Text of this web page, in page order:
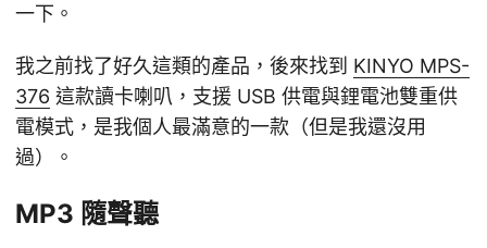
一下。
我之前找了好久這類的產品，後來找到 KINYO MPS-
376 這款讀卡喇叭，支援 USB 供電與鋰電池雙重供
電模式，是我個人最滿意的一款（但是我還沒用
過）。
MP3 隨聲聽